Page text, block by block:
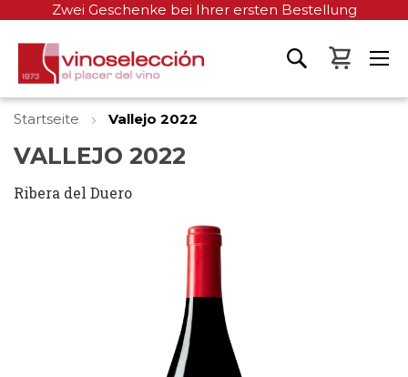
Zwei Geschenke bei Ihrer ersten Bestellung
Mein
Startseite Vallejo 2022
VALLEJO 2022
Ribera del Duero